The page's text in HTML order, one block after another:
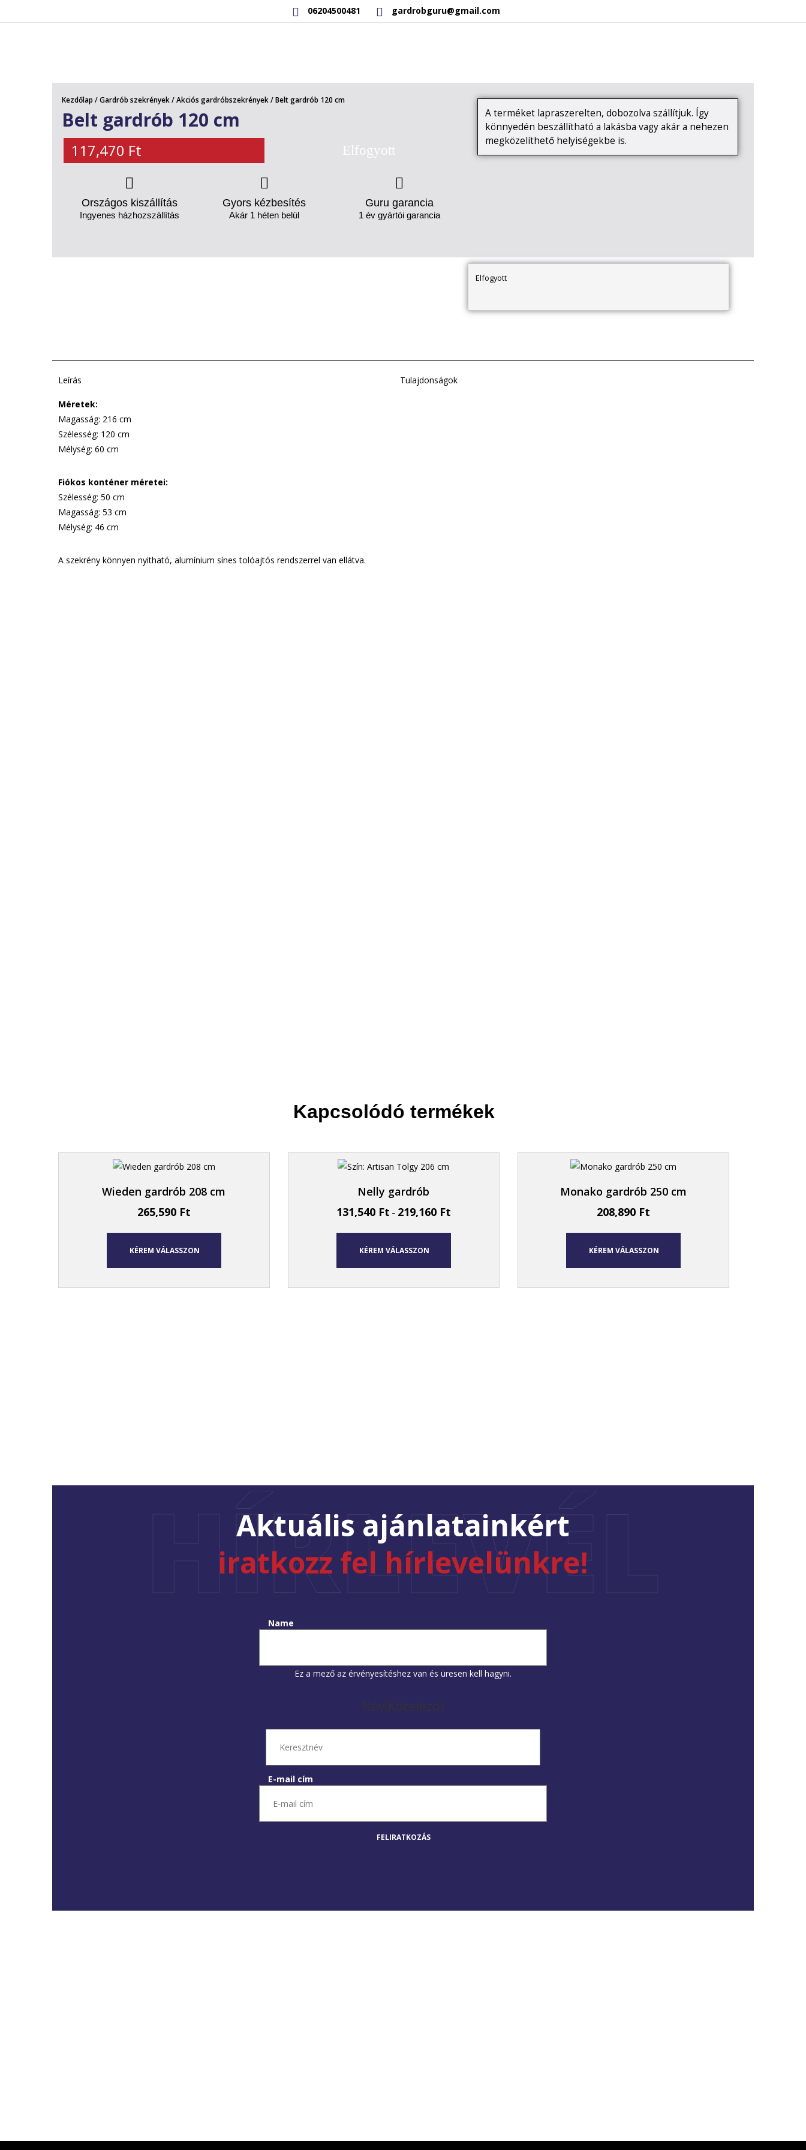
06204500481 gardrobguru@gmail.com
Kezdőlap /Gardrób szekrények/Akciós gardróbszekrények/ Belt gardrób 120 cm
Belt gardrób 120 cm
117,470 Ft Elfogyott
Országos kiszállítás
Ingyenes házhozszállítás
Gyors kézbesítés
Akár 1 héten belül
Guru garancia
1 év gyártói garancia
A terméket lapraszerelten, dobozolva szállítjuk. Így
könnyedén beszállítható a lakásba vagy akár a nehezen
megközelíthető helyiségekbe is.
Elfogyott
Leírás
Méretek:
Magasság: 216 cm
Szélesség: 120 cm
Mélység: 60 cm
Fiókos konténer méretei:
Szélesség: 50 cm
Magasság: 53 cm
Mélység: 46 cm
A szekrény könnyen nyitható, alumínium sínes tolóajtós rendszerrel van ellátva.
Tulajdonságok
Kapcsolódó termékek
Wieden gardrób 208 cm
265,590 Ft
KÉREM VÁLASSZON
Nelly gardrób
131,540 Ft – 219,160 Ft
KÉREM VÁLASSZON
Monako gardrób 250 cm
208,890 Ft
KÉREM VÁLASSZON
HÍRLEVÉL
Aktuális ajánlatainkért
iratkozz fel hírlevelünkre!
Name
Ez a mező az érvényesítéshez van és üresen kell hagyni.
Név(Kötelező)
E-mail cím